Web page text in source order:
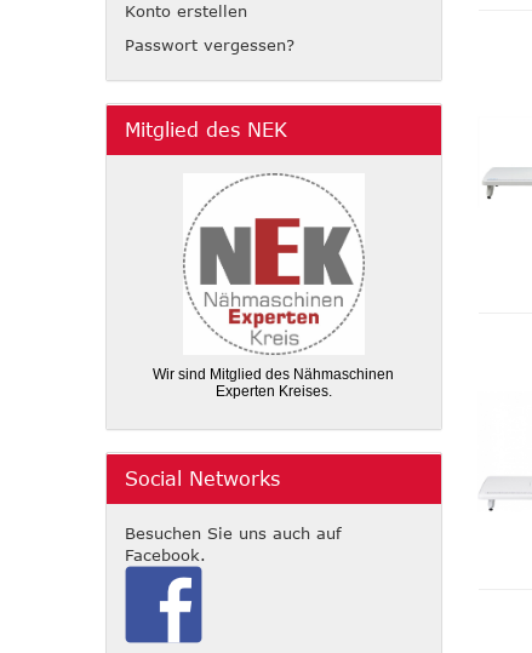
Konto erstellen
Passwort vergessen?
Mitglied des NEK
Wir sind Mitglied des Nähmaschinen
Experten Kreises.
Social Networks
Besuchen Sie uns auch auf
Facebook.